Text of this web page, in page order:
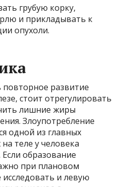
грубую корку,
и прикладывать к
опухоли.
развитие
стоит отрегулировать
лишние жиры
Злоупотребление
одной из главных
теле у человека
образование
при плановом
и левую